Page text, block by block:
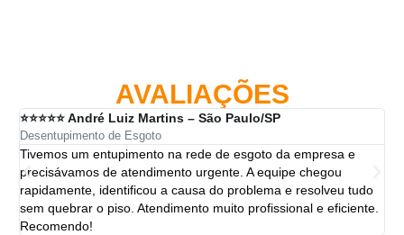
AVALIAÇÕES
⭐⭐⭐⭐⭐ André Luiz Martins – São Paulo/SP
Desentupimento de Esgoto
Tivemos um entupimento na rede de esgoto da empresa e
precisávamos de atendimento urgente. A equipe chegou
rapidamente, identificou a causa do problema e resolveu tudo
sem quebrar o piso. Atendimento muito profissional e eficiente.
Recomendo!